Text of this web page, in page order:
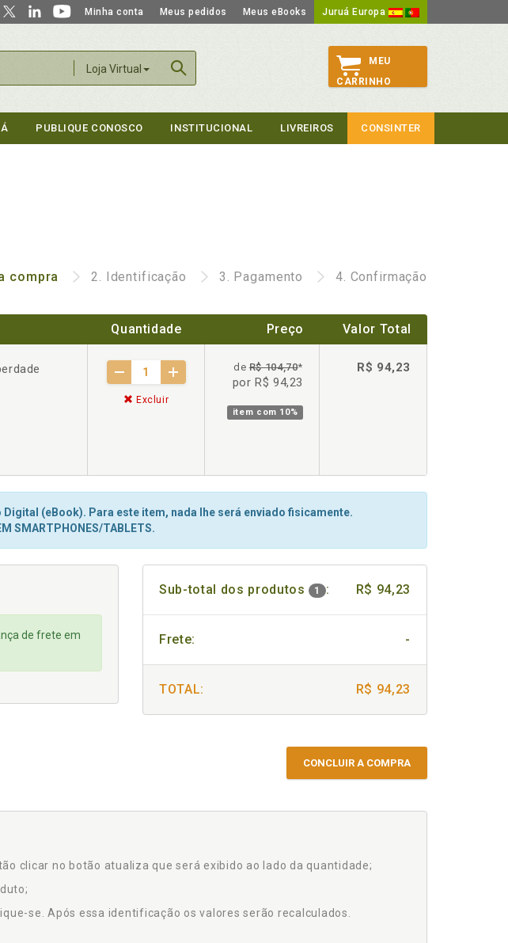
Minha conta Meus pedidos Meus eBooks Juruá Europa
Loja Virtual
MEU
CARRINHO
PUBLIQUE CONOSCO INSTITUCIONAL LIVREIROS CONSINTER
compra 2. Identificação 3. Pagamento 4. Confirmação
Quantidade Preço Valor Total
Excluir
deR$ 104,70*
por R$ 94,23
item com 10%
R$ 94,23
(eBook). Para este item, nada lhe será enviado fisicamente.
SMARTPHONES/TABLETS.
de frete em
Sub-total dos produtos 1 : R$ 94,23
Frete: -
TOTAL: R$ 94,23
CONCLUIR A COMPRA
clicar no botão atualiza que será exibido ao lado da quantidade;
se. Após essa identificação os valores serão recalculados.